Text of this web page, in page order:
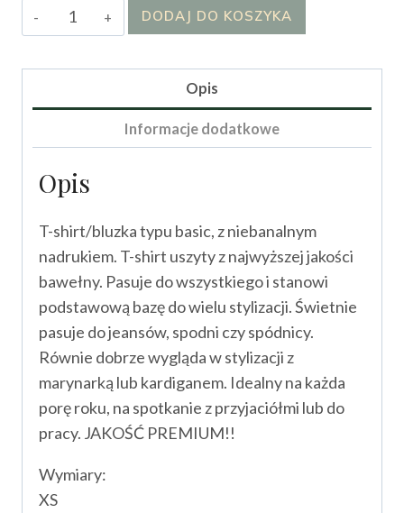
ilość
T-
DODAJ DO KOSZYKA
Opis
Informacje dodatkowe
Opis
T-shirt/bluzka typu basic, z niebanalnym
nadrukiem. T-shirt uszyty z najwyższej jakości
bawełny. Pasuje do wszystkiego i stanowi
podstawową bazę do wielu stylizacji. Świetnie
pasuje do jeansów, spodni czy spódnicy.
Równie dobrze wygląda w stylizacji z
marynarką lub kardiganem. Idealny na każda
porę roku, na spotkanie z przyjaciółmi lub do
pracy. JAKOŚĆ PREMIUM!!
Wymiary:
XS